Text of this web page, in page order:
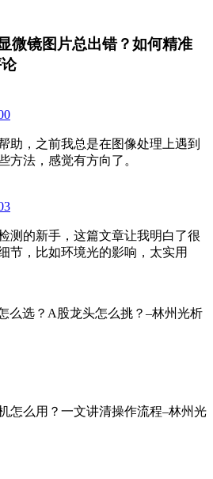
微镜图片总出错？如何精准
助，之前我总是在图像处理上遇到
方法，感觉有方向了。
测的新手，这篇文章让我明白了很
节，比如环境光的影响，太实用